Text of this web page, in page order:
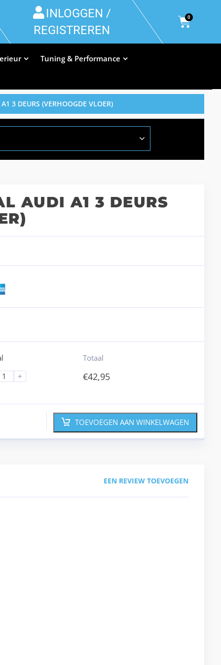
INLOGGEN /
REGISTREREN
0
Tuning & Performance
3 DEURS (VERHOOGDE VLOER)
AUDI A1 3 DEURS
+
Totaal
€42,95
TOEVOEGEN AAN WINKELWAGEN
EEN REVIEW TOEVOEGEN